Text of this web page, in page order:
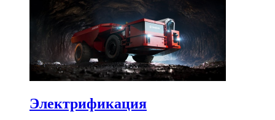
Электрификация